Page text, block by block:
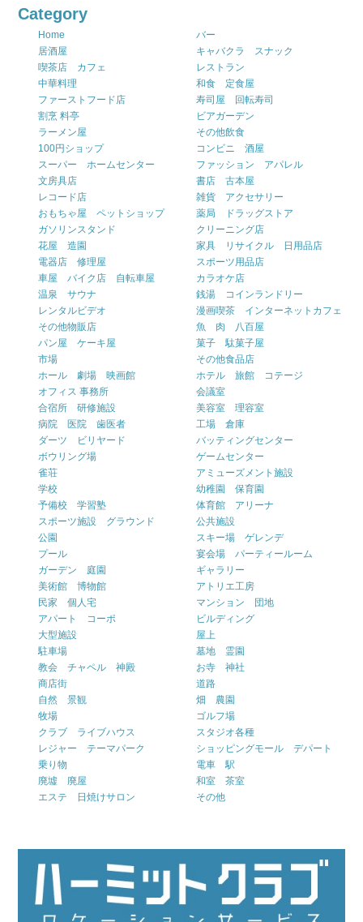
Category
Home
バー
居酒屋
キャバクラ スナック
喫茶店 カフェ
レストラン
中華料理
和食 定食屋
ファーストフード店
寿司屋 回転寿司
割烹 料亭
ビアガーデン
ラーメン屋
その他飲食
100円ショップ
コンビニ 酒屋
スーパー ホームセンター
ファッション アパレル
文房具店
書店 古本屋
レコード店
雑貨 アクセサリー
おもちゃ屋 ペットショップ
薬局 ドラッグストア
ガソリンスタンド
クリーニング店
花屋 造園
家具 リサイクル 日用品店
電器店 修理屋
スポーツ用品店
車屋 バイク店 自転車屋
カラオケ店
温泉 サウナ
銭湯 コインランドリー
レンタルビデオ
漫画喫茶 インターネットカフェ
その他物販店
魚 肉 八百屋
パン屋 ケーキ屋
菓子 駄菓子屋
市場
その他食品店
ホール 劇場 映画館
ホテル 旅館 コテージ
オフィス 事務所
会議室
合宿所 研修施設
美容室 理容室
病院 医院 歯医者
工場 倉庫
ダーツ ビリヤード
バッティングセンター
ボウリング場
ゲームセンター
雀荘
アミューズメント施設
学校
幼稚園 保育園
予備校 学習塾
体育館 アリーナ
スポーツ施設 グラウンド
公共施設
公園
スキー場 ゲレンデ
プール
宴会場 パーティールーム
ガーデン 庭園
ギャラリー
美術館 博物館
アトリエ工房
民家 個人宅
マンション 団地
アパート コーポ
ビルディング
大型施設
屋上
駐車場
墓地 霊園
教会 チャペル 神殿
お寺 神社
商店街
道路
自然 景観
畑 農園
牧場
ゴルフ場
クラブ ライブハウス
スタジオ各種
レジャー テーマパーク
ショッピングモール デパート
乗り物
電車 駅
廃墟 廃屋
和室 茶室
エステ 日焼けサロン
その他